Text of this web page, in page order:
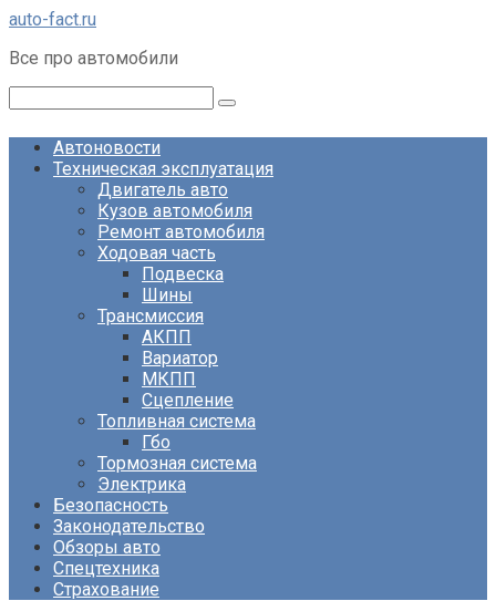
Перейти
контенту
auto-fact.ru
Все про автомобили
Автоновости
Техническая эксплуатация
Двигатель авто
Кузов автомобиля
Ремонт автомобиля
Ходовая часть
Подвеска
Шины
Трансмиссия
АКПП
Вариатор
МКПП
Сцепление
Топливная система
Гбо
Тормозная система
Электрика
Безопасность
Законодательство
Обзоры авто
Спецтехника
Страхование